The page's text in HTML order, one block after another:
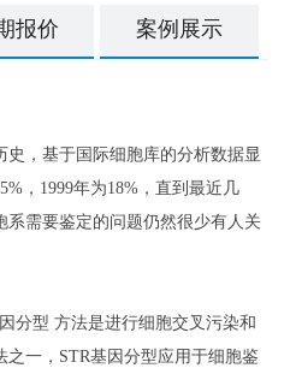
报价 案例展示
，基于国际细胞库的分析数据显
，1999年为18%，直到最近几
需要鉴定的问题仍然很少有人关
分型 方法是进行细胞交叉污染和
一，STR基因分型应用于细胞鉴